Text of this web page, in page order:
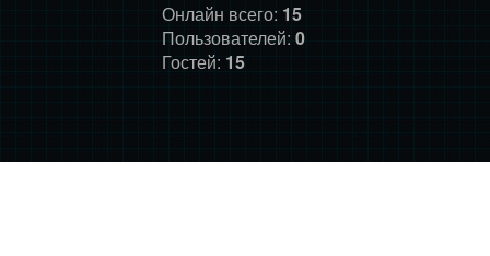
Онлайн всего: 15
Пользователей: 0
Гостей: 15